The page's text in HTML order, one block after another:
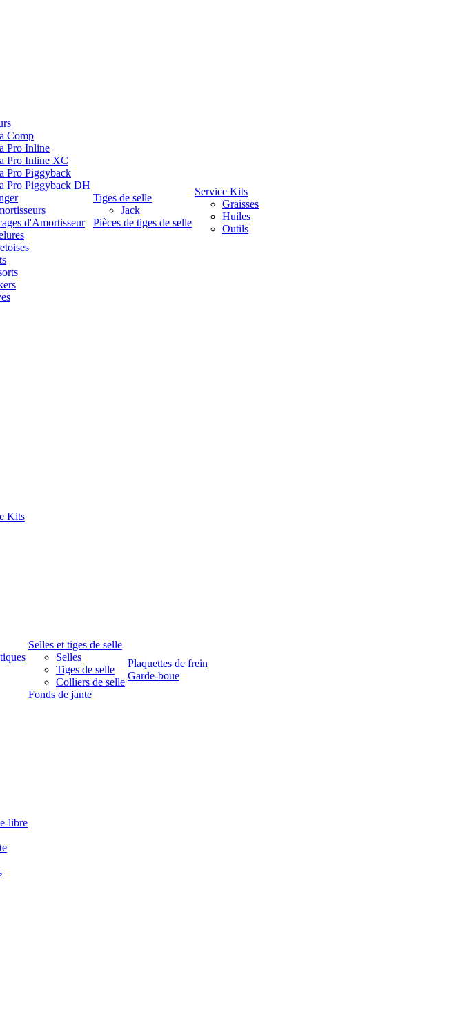
Comp
Pro Inline
Pro Inline XC
Pro Piggyback
Pro Piggyback DH
d'Amortisseur
Tiges de selle
Jack
Pièces de tiges de selle
Service Kits
Graisses
Huiles
Outils
Kits
Selles et tiges de selle
Selles
Tiges de selle
Colliers de selle
Fonds de jante
Plaquettes de frein
Garde-boue
libre